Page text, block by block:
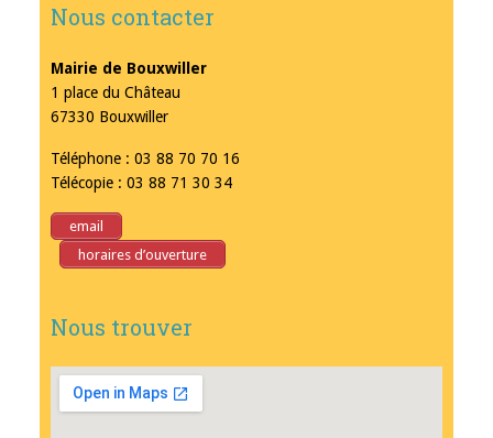
Nous contacter
Mairie de Bouxwiller
1 place du Château
67330 Bouxwiller
Téléphone : 03 88 70 70 16
Télécopie : 03 88 71 30 34
email
horaires d’ouverture
Nous trouver